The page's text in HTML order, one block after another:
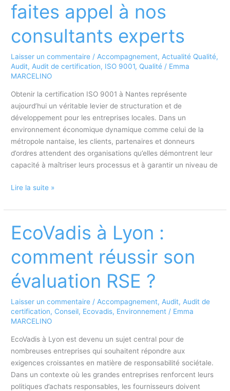
auditeurs
éviter
non-
conformités
faites appel à nos
consultants experts
Laisser un commentaire /Accompagnement,Actualité Qualité,
Audit,Audit de certification, ISO 9001, Qualité / Emma
MARCELINO
Obtenir la certification ISO 9001 à Nantes représente
aujourd’hui un véritable levier de structuration et de
développement pour les entreprises locales. Dans un
environnement économique dynamique comme celui de la
métropole nantaise, les clients, partenaires et donneurs
d’ordres attendent des organisations qu’elles démontrent leur
capacité à maîtriser leurs processus et à garantir un niveau de
Obtenir
certification
9001
Nantes
faites
à
nos
experts
Lire la suite »
EcoVadis à Lyon :
comment réussir son
évaluation RSE ?
Laisser un commentaire / Accompagnement, Audit, Audit de
certification, Conseil, Ecovadis, Environnement / Emma
MARCELINO
EcoVadis à Lyon est devenu un sujet central pour de
nombreuses entreprises qui souhaitent répondre aux
exigences croissantes en matière de responsabilité sociétale.
Dans un contexte où les grandes entreprises renforcent leurs
politiques d’achats responsables, les fournisseurs doivent